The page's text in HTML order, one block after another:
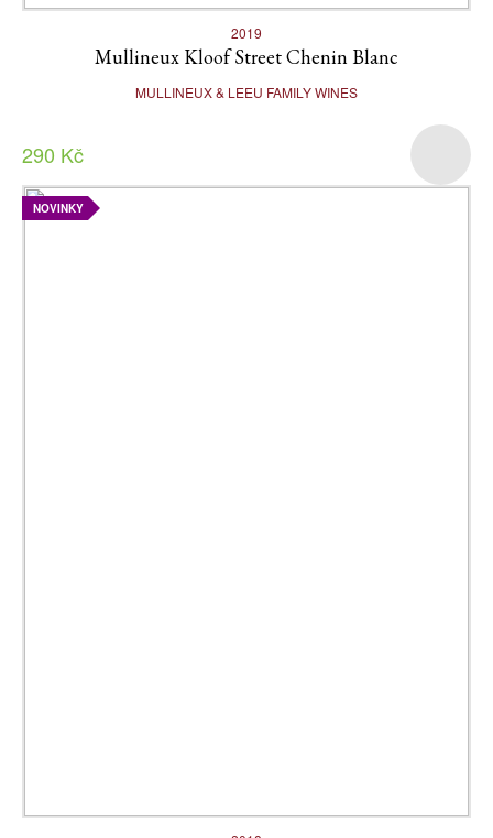
2019
Mullineux Kloof Street Chenin Blanc
MULLINEUX & LEEU FAMILY WINES
290 Kč
NOVINKY